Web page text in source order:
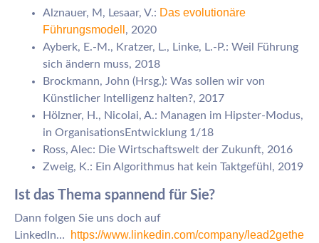
Alznauer, M, Lesaar, V.: Das evolutionäre
Führungsmodell , 2020
Ayberk, E.-M., Kratzer, L., Linke, L.-P.: Weil Führung
sich ändern muss, 2018
Brockmann, John (Hrsg.): Was sollen wir von
Künstlicher Intelligenz halten?, 2017
Hölzner, H., Nicolai, A.: Managen im Hipster-Modus,
in OrganisationsEntwicklung 1/18
Ross, Alec: Die Wirtschaftswelt der Zukunft, 2016
Zweig, K.: Ein Algorithmus hat kein Taktgefühl, 2019
Ist das Thema spannend für Sie?
Dann folgen Sie uns doch auf
LinkedIn…
https://www.linkedin.com/company/lead2gethe